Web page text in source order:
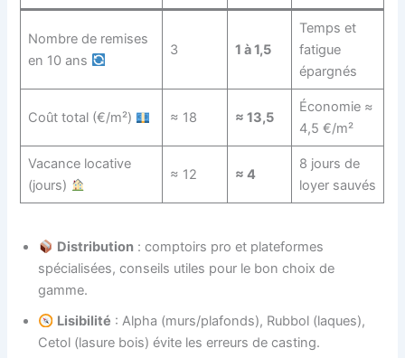
Nombre de remises
en 10 ans
3 1 à 1,5
Temps et
fatigue
épargnés
Coût total (€/m²) ≈ 18 ≈ 13,5
Économie ≈
4,5 €/m²
Vacance locative
(jours)
≈ 12 ≈ 4
8 jours de
loyer sauvés
Distribution : comptoirs pro et plateformes
spécialisées, conseils utiles pour le bon choix de
gamme.
Lisibilité : Alpha (murs/plafonds), Rubbol (laques),
Cetol (lasure bois) évite les erreurs de casting.